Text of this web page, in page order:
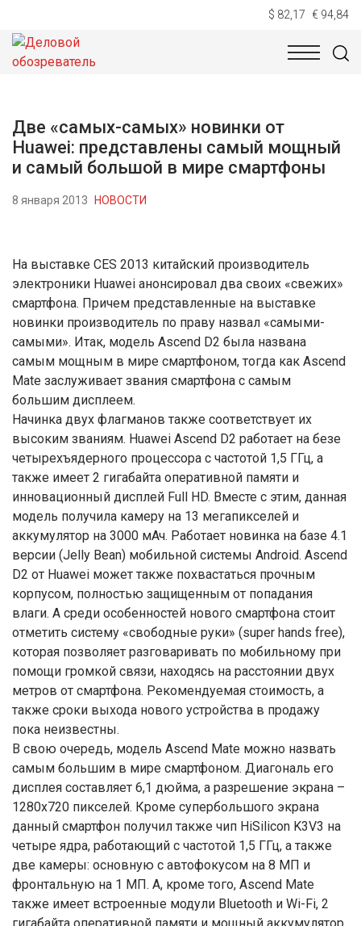
$ 82,17 € 94,84
НОВОСТИ
Две «самых-самых» новинки от
Huawei: представлены самый мощный
и самый большой в мире смартфоны
8 января 2013 НОВОСТИ
На выставке CES 2013 китайский производитель
электроники Huawei анонсировал два своих «свежих»
смартфона. Причем представленные на выставке
новинки производитель по праву назвал «самыми-
самыми». Итак, модель Ascend D2 была названа
самым мощным в мире смартфоном, тогда как Ascend
Mate заслуживает звания смартфона с самым
большим дисплеем.
Начинка двух флагманов также соответствует их
высоким званиям. Huawei Ascend D2 работает на безе
четырехъядерного процессора с частотой 1,5 ГГц, а
также имеет 2 гигабайта оперативной памяти и
инновационный дисплей Full HD. Вместе с этим, данная
модель получила камеру на 13 мегапикселей и
аккумулятор на 3000 мАч. Работает новинка на базе 4.1
версии (Jelly Bean) мобильной системы Android. Ascend
D2 от Huawei может также похвастаться прочным
корпусом, полностью защищенным от попадания
влаги. А среди особенностей нового смартфона стоит
отметить систему «свободные руки» (super hands free),
которая позволяет разговаривать по мобильному при
помощи громкой связи, находясь на расстоянии двух
метров от смартфона. Рекомендуемая стоимость, а
также сроки выхода нового устройства в продажу
пока неизвестны.
В свою очередь, модель Ascend Mate можно назвать
самым большим в мире смартфоном. Диагональ его
дисплея составляет 6,1 дюйма, а разрешение экрана –
1280х720 пикселей. Кроме супербольшого экрана
данный смартфон получил также чип HiSilicon K3V3 на
четыре ядра, работающий с частотой 1,5 ГГц, а также
две камеры: основную с автофокусом на 8 МП и
фронтальную на 1 МП. А, кроме того, Ascend Mate
также имеет встроенные модули Bluetooth и Wi-Fi, 2